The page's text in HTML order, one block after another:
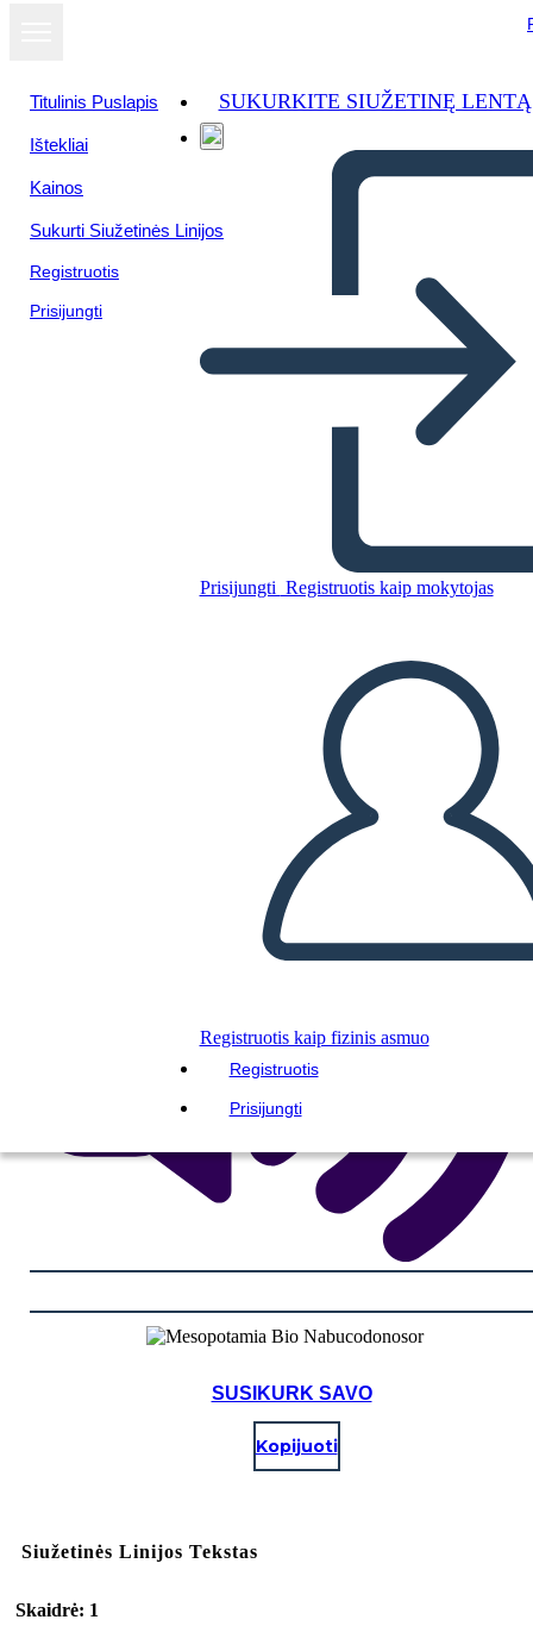
Titulinis Puslapis
Ištekliai
Kainos
Sukurti Siužetinės Linijos
Registruotis
Prisijungti
SUKURKITE SIUŽETINĘ LENTĄ
Prisijungti Registruotis kaip mokytojas
Registruotis kaip fizinis asmuo
Registruotis
Prisijungti
Nabucodonosor
SUKURTI SIUŽETINĘ LENTĄ
PALEISTI SKAIDRIŲ DEMONSTRACIJĄ
SKAITYK MAN
SUSIKURK SAVO
Kopijuoti
Siužetinės Linijos Tekstas
Skaidrė: 1